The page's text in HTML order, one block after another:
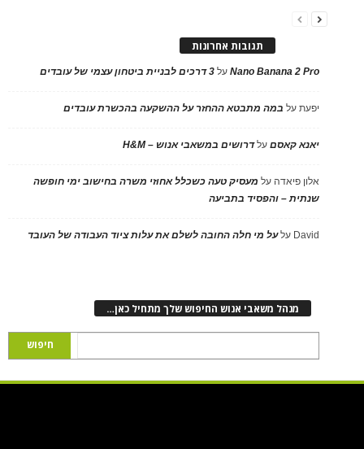
תגובות אחרונות
Nano Banana 2 Proעל 3 דרכים לבניית ביטחון עצמי של עובדים
יפעתעל במה מתבטא ההחזר על ההשקעה בהכשרת עובדים
יאנא קאסםעלדרושים במשאבי אנוש – H&M
אלון פיאדה על מעסיק טעה כשכלל אחוזי משרה בחישוב ימי חופשה
שנתית – והפסיד בתביעה
David עלעל מי חלה החובה לשלם את עלות ציוד העבודה של העובד
מנהל משאבי אנוש החיפוש שלך מתחיל כאן…